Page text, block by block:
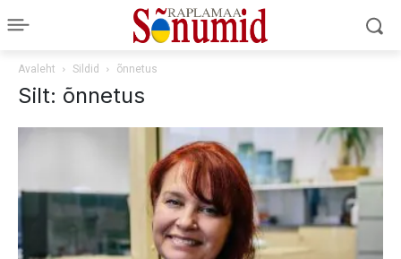
Avaleht Sildid õnnetus
Silt: õnnetus